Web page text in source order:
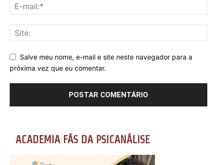
Salve meu nome, e-mail e site neste navegador para a
próxima vez que eu comentar.
ACADEMIA FÃS DA PSICANÁLISE